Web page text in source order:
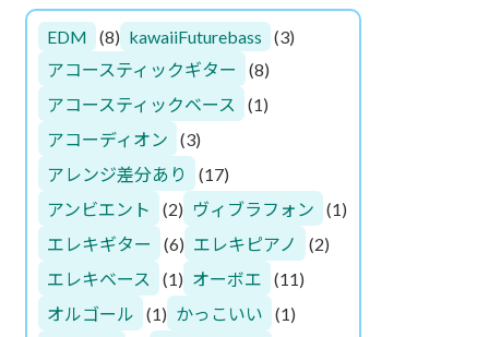
EDM (8) kawaiiFuturebass
(3)
アコースティックギター
(8)
アコースティックベース
(1)
アコーディオン
(3)
アレンジ差分あり
(17)
アンビエント
(2) ヴィブラフォン
(1)
エレキギター
(6) エレキピアノ
(2)
エレキベース
(1) オーボエ
(11)
オルゴール
(1) かっこいい
(1)